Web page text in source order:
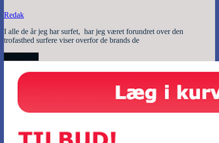
Redak
I alle de år jeg har surfet, har jeg været forundret over den
trofasthed surfere viser overfor de brands de